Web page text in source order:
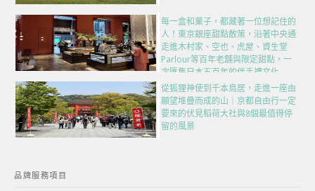
每一盒和菓子，都藏著一位想記住的
人！東京銀座甜點散策，沿著中央通
走進木村家、空也、虎屋、資生堂
Parlour等百年老舖與限定甜點，一
次匯集日本五百年的伴手禮文化
從狐狸神使到千本鳥居，走進一座由
願望堆疊而成的山｜京都自由行一定
要來的伏見稻荷大社與8個最值得停
留的風景
品牌服務項目